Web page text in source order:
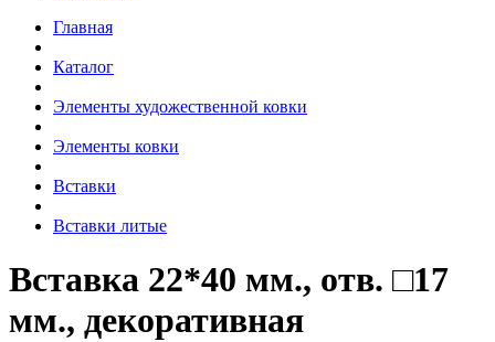
Главная
Каталог
Элементы художественной ковки
Элементы ковки
Вставки
Вставки литые
Вставка 22*40 мм., отв. □17
мм., декоративная